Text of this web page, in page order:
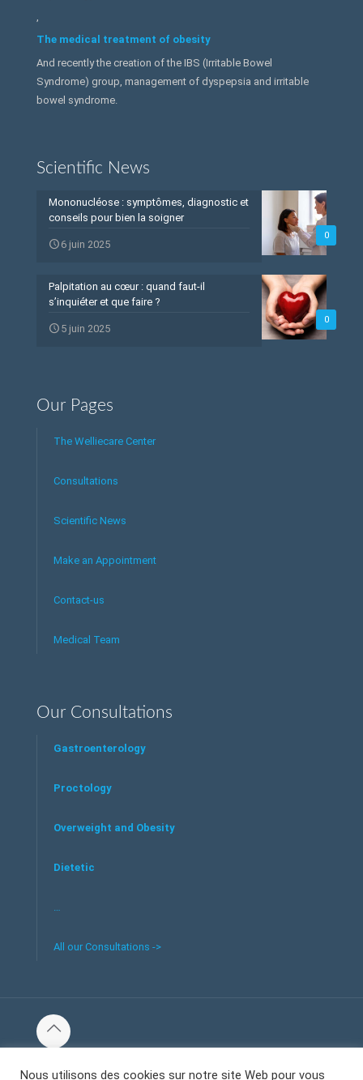
The medical treatment of obesity
And recently the creation of the IBS (Irritable Bowel
Syndrome) group, management of dyspepsia and irritable
bowel syndrome.
Scientific News
0
Mononucléose : symptômes, diagnostic et
conseils pour bien la soigner
6 juin 2025
0
Palpitation au cœur : quand faut-il
s’inquiéter et que faire ?
5 juin 2025
Our Pages
The Welliecare Center
Consultations
Scientific News
Make an Appointment
Contact-us
Medical Team
Our Consultations
Gastroenterology
Proctology
Overweight and Obesity
Dietetic
All our Consultations ->
Nous utilisons des cookies sur notre site Web pour vous